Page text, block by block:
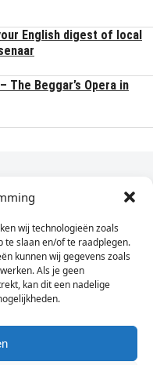
wij technologieën zoals
te slaan en/of te raadplegen.
kunnen wij gegevens zoals
Als je geen
kan dit een nadelige
English digest of local
The Beggar’s Opera in
in je e-mail?